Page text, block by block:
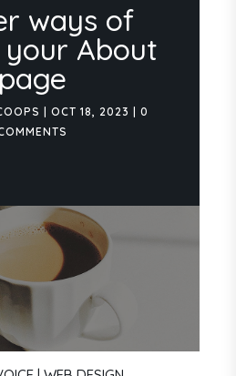
ways of
About
page
| OCT 18, 2023 | 0